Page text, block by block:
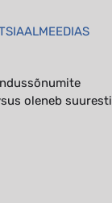
oleneb suuresti